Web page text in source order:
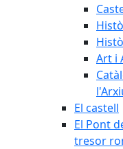
Art i
El castell
El Pont
tresor